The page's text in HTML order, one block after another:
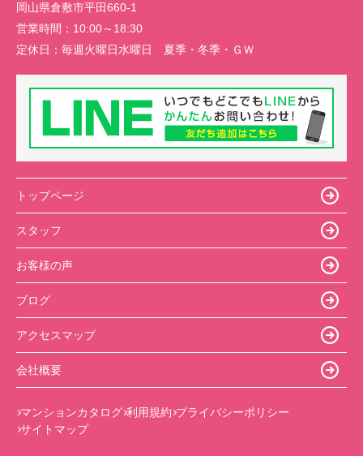
岡山県倉敷市平田660-1
営業時間： 10:00～18:30
定休日： 毎週火曜日水曜日 夏季・冬季・ＧＷ
トップページ
スタッフ
お客様の声
ブログ
アクセスマップ
会社概要
マンションカタログ 利用規約 プライバシーポリシー
サイトマップ